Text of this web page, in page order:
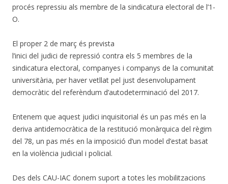
procés repressiu als membre de la sindicatura electoral de l’1-
O.
El proper 2 de març és prevista
l’inici del judici de repressió contra els 5 membres de la
sindicatura electoral, companyes i companys de la comunitat
universitària, per haver vetllat pel just desenvolupament
democràtic del referèndum d’autodeterminació del 2017.
Entenem que aquest judici inquisitorial és un pas més en la
deriva antidemocràtica de la restitució monàrquica del règim
del 78, un pas més en la imposició d’un model d’estat basat
en la violència judicial i policial.
Des dels CAU-IAC donem suport a totes les mobilitzacions